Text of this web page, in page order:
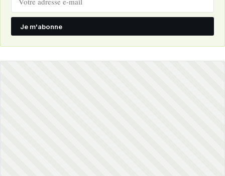
Je m'abonne